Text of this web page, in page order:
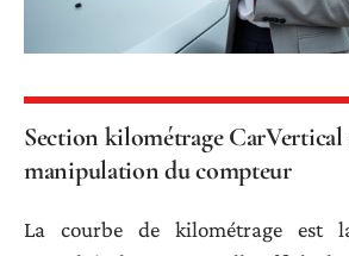
Section kilométrage CarVertical
manipulation du compteur
La courbe de kilométrage est